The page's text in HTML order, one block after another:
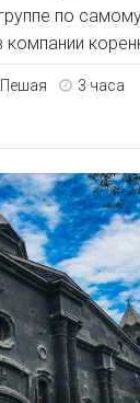
по
компании
Пешая 3 часа